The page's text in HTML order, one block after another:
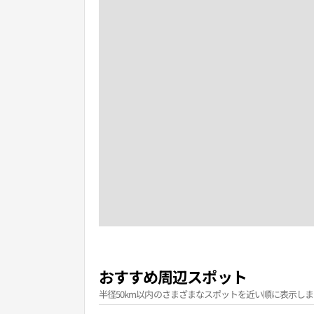
おすすめ周辺スポット
半径50km以内のさまざまなスポットを近い順に表示し